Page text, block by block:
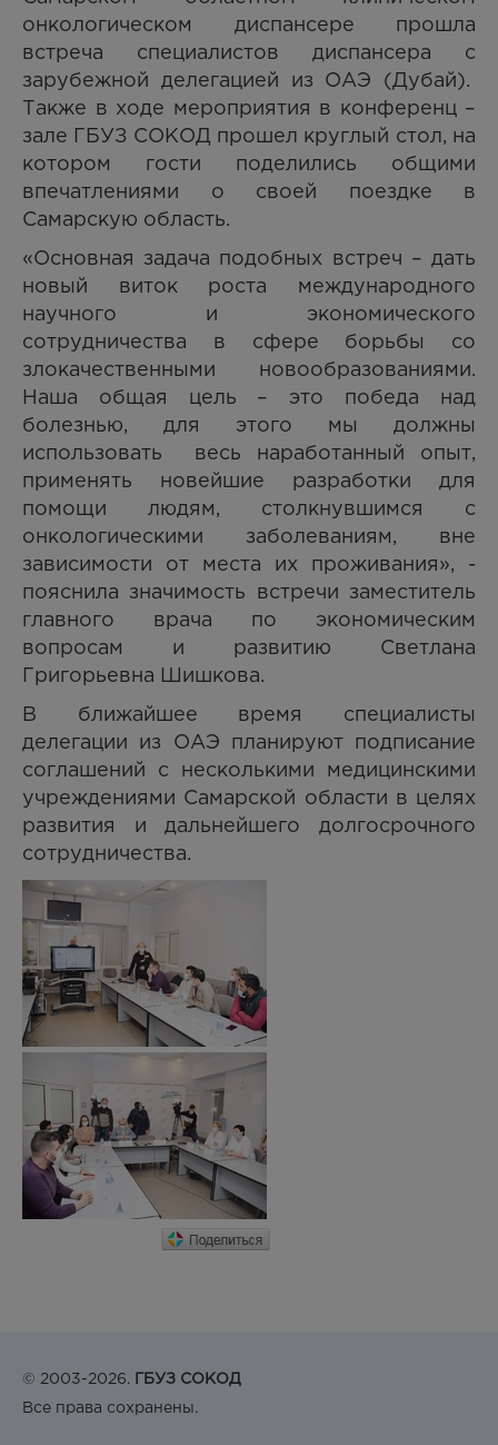
онкологическом диспансере прошла
встреча специалистов диспансера с
зарубежной делегацией из ОАЭ (Дубай).
Также в ходе мероприятия в конференц –
зале ГБУЗ СОКОД прошел круглый стол, на
котором гости поделились общими
впечатлениями о своей поездке в
Самарскую область.
«Основная задача подобных встреч – дать
новый виток роста международного
научного и экономического
сотрудничества в сфере борьбы со
злокачественными новообразованиями.
Наша общая цель – это победа над
болезнью, для этого мы должны
использовать весь наработанный опыт,
применять новейшие разработки для
помощи людям, столкнувшимся с
онкологическими заболеваниям, вне
зависимости от места их проживания», -
пояснила значимость встречи заместитель
главного врача по экономическим
вопросам и развитию Светлана
Григорьевна Шишкова.
В ближайшее время специалисты
делегации из ОАЭ планируют подписание
соглашений с несколькими медицинскими
учреждениями Самарской области в целях
развития и дальнейшего долгосрочного
сотрудничества.
© 2003-2026. ГБУЗ СОКОД
Все права сохранены.